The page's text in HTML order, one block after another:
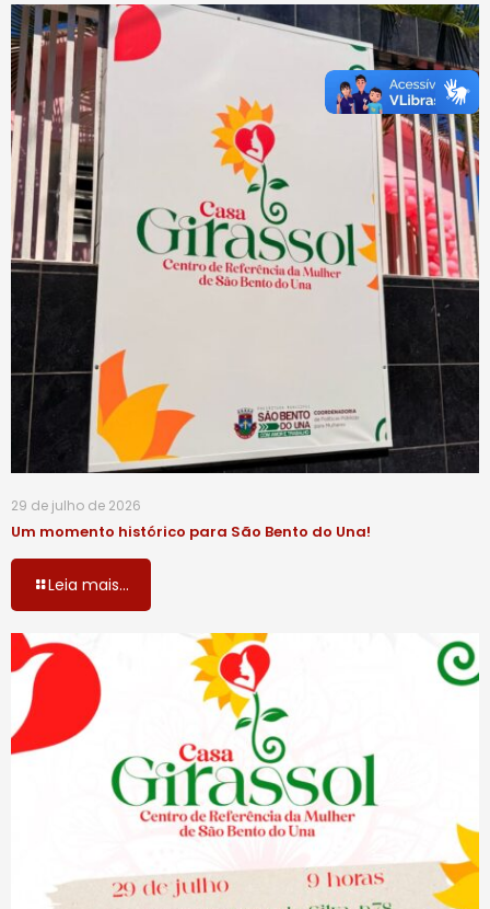
29 de julho de 2026
Um momento histórico para São Bento do Una!
Leia mais...